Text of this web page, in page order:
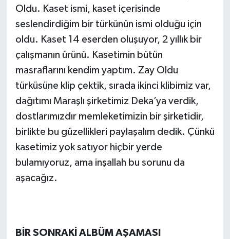
Oldu. Kaset ismi, kaset içerisinde
seslendirdiğim bir türkünün ismi olduğu için
oldu. Kaset 14 eserden oluşuyor, 2 yıllık bir
çalışmanın ürünü. Kasetimin bütün
masraflarını kendim yaptım. Zay Oldu
türküsüne klip çektik, sırada ikinci klibimiz var,
dağıtımı Maraşlı şirketimiz Deka’ya verdik,
dostlarımızdır memleketimizin bir şirketidir,
birlikte bu güzellikleri paylaşalım dedik. Çünkü
kasetimiz yok satıyor hiçbir yerde
bulamıyoruz, ama inşallah bu sorunu da
aşacağız.
BİR SONRAKİ ALBÜM AŞAMASI